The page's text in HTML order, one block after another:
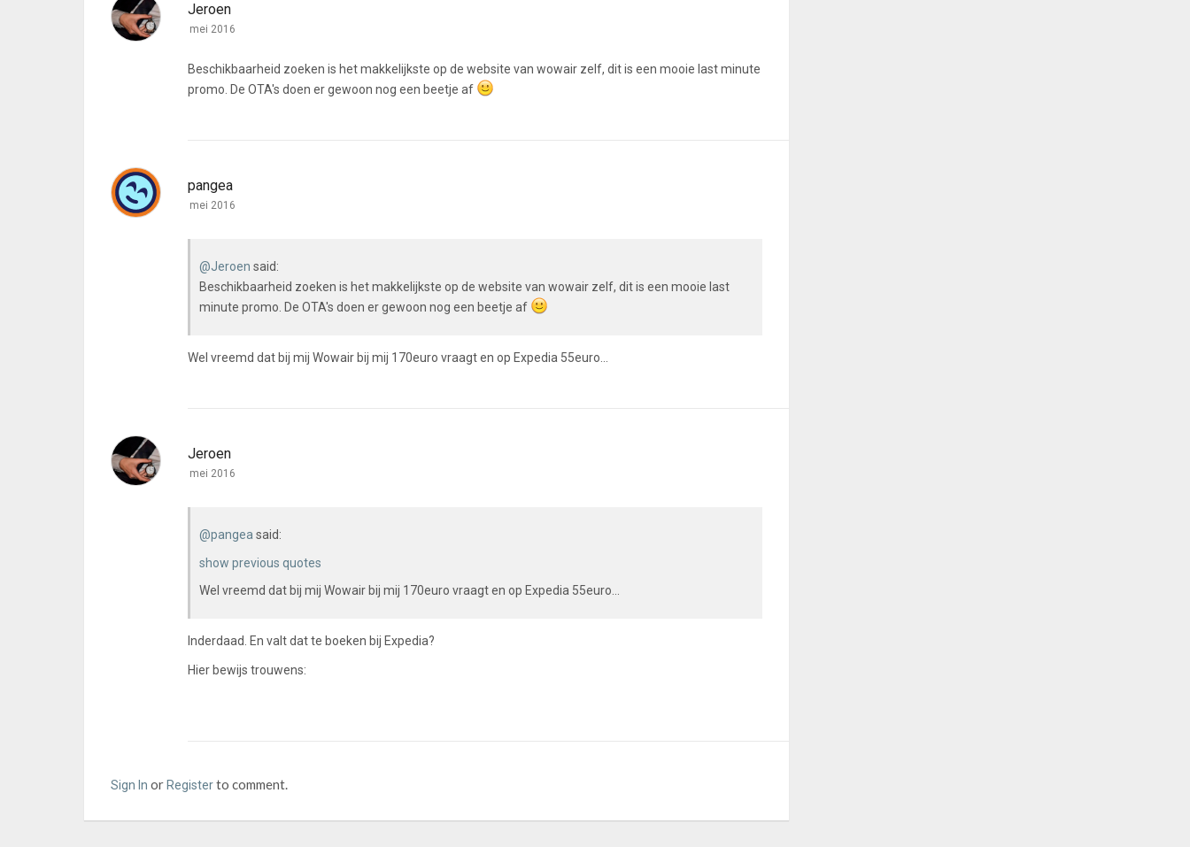
Jeroen
mei 2016
Beschikbaarheid zoeken is het makkelijkste op de website van wowair zelf, dit is een mooie last minute
promo. De OTA's doen er gewoon nog een beetje af
pangea
mei 2016
@Jeroen said:
Beschikbaarheid zoeken is het makkelijkste op de website van wowair zelf, dit is een mooie last
minute promo. De OTA's doen er gewoon nog een beetje af
Wel vreemd dat bij mij Wowair bij mij 170euro vraagt en op Expedia 55euro...
Jeroen
mei 2016
@pangea said:
show previous quotes
Wel vreemd dat bij mij Wowair bij mij 170euro vraagt en op Expedia 55euro...
Inderdaad. En valt dat te boeken bij Expedia?
Hier bewijs trouwens:
Sign In or Registerto comment.